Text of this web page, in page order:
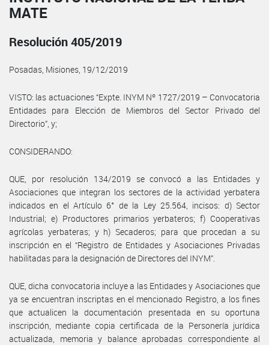
MATE
Resolución 405/2019
Posadas, Misiones, 19/12/2019
VISTO: las actuaciones “Expte. INYM Nº 1727/2019 – Convocatoria
Entidades para Elección de Miembros del Sector Privado del
Directorio”, y;
CONSIDERANDO:
QUE, por resolución 134/2019 se convocó a las Entidades y
Asociaciones que integran los sectores de la actividad yerbatera
indicados en el Artículo 6° de la Ley 25.564, incisos: d) Sector
Industrial; e) Productores primarios yerbateros; f) Cooperativas
agrícolas yerbateras; y h) Secaderos; para que procedan a su
inscripción en el “Registro de Entidades y Asociaciones Privadas
habilitadas para la designación de Directores del INYM”.
QUE, dicha convocatoria incluye a las Entidades y Asociaciones que
ya se encuentran inscriptas en el mencionado Registro, a los fines
que actualicen la documentación presentada en su oportuna
inscripción, mediante copia certificada de la Personería jurídica
actualizada, memoria y balance aprobadas correspondiente al